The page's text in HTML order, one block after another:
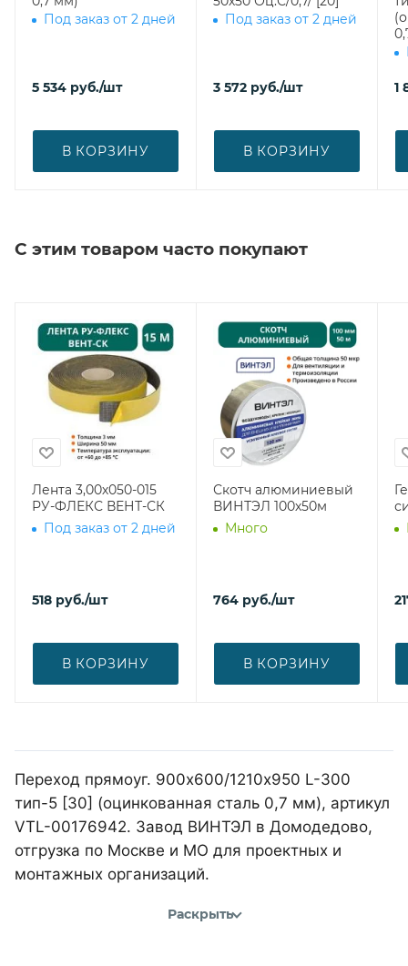
Под заказ от 2 дней
5 534 руб./шт
В КОРЗИНУ
Под заказ от 2 дней
3 572 руб./шт
В КОРЗИНУ
1
С этим товаром часто покупают
Лента 3,00х050-015
РУ-ФЛЕКС ВЕНТ-СК
Под заказ от 2 дней
518 руб./шт
В КОРЗИНУ
Скотч алюминиевый
ВИНТЭЛ 100х50м
Много
764 руб./шт
В КОРЗИНУ
Переход прямоуг. 900х600/1210х950 L-300
тип-5 [30] (оцинкованная сталь 0,7 мм), артикул
VTL-00176942. Завод ВИНТЭЛ в Домодедово,
отгрузка по Москве и МО для проектных и
монтажных организаций.
Раскрыть